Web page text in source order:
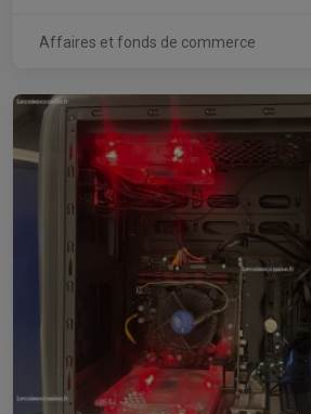
Affaires et fonds de commerce